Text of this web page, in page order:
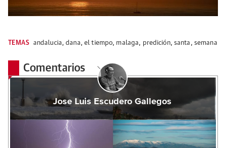
TEMAS andalucia,dana,el tiempo, malaga, predición, santa , semana
Comentarios
Jose Luis Escudero Gallegos